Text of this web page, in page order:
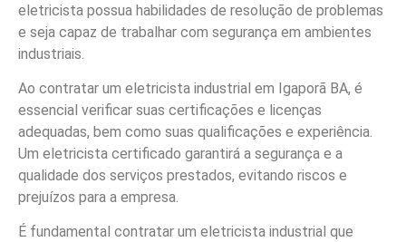
eletricista possua habilidades de resolução de problemas
e seja capaz de trabalhar com segurança em ambientes
industriais.
Ao contratar um eletricista industrial em Igaporã BA, é
essencial verificar suas certificações e licenças
adequadas, bem como suas qualificações e experiência.
Um eletricista certificado garantirá a segurança e a
qualidade dos serviços prestados, evitando riscos e
prejuízos para a empresa.
É fundamental contratar um eletricista industrial que